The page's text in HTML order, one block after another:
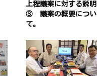
上程議案に対する説明
③ 議案の概要につい
て。